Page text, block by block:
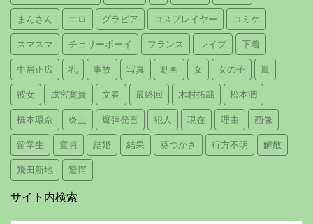
まんさん エロ グラビア コスプレイヤー コミケ
スマスマ チェリーボーイ フランス レイプ 下着
中居正広 乳 事故 写真 動画 女 女の子 嵐
彼女 成宮寛貴 文春 最終回 木村拓哉 松本潤
橋本環奈 炎上 爆弾発言 犯人 現在 理由 画像
留学生 童貞 結婚 結果 葵つかさ 行方不明 解散
飛田新地 驚愕
サイト内検索